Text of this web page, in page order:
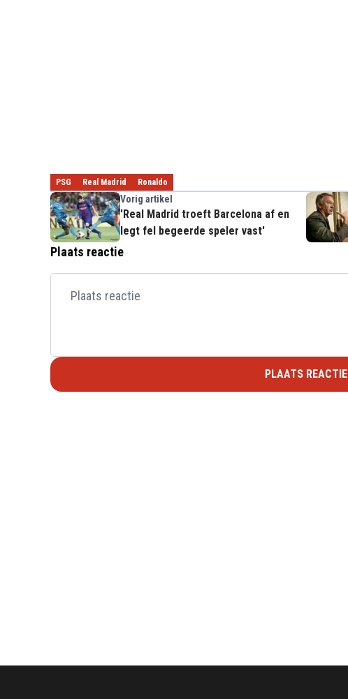
PSG Real Madrid Ronaldo
Vorig artikel
'Real Madrid troeft Barcelona af en
legt fel begeerde speler vast'
Plaats reactie
PLAATS REACTIE